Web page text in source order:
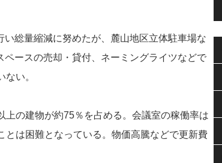
総量縮減に努めたが、麓山地区立体駐車場な
ースの売却・貸付、ネーミングライツなどで
い。
の建物が約75％を占める。会議室の稼働率は
は困難となっている。物価高騰などで更新費